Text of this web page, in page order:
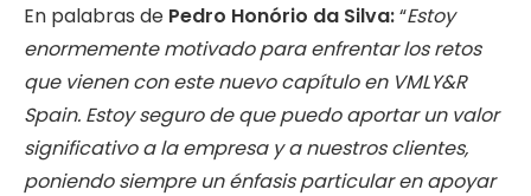
En palabras de Pedro Honório da Silva:“Estoy
enormemente motivado para enfrentar los retos
que vienen con este nuevo capítulo en VMLY&R
Spain. Estoy seguro de que puedo aportar un valor
significativo a la empresa y a nuestros clientes,
poniendo siempre un énfasis particular en apoyar